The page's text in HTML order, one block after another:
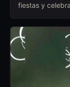
fiestas y